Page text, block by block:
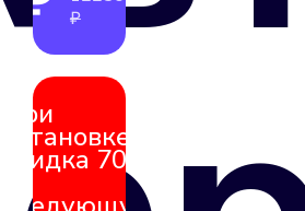
₽
При
установке
скидка 70%